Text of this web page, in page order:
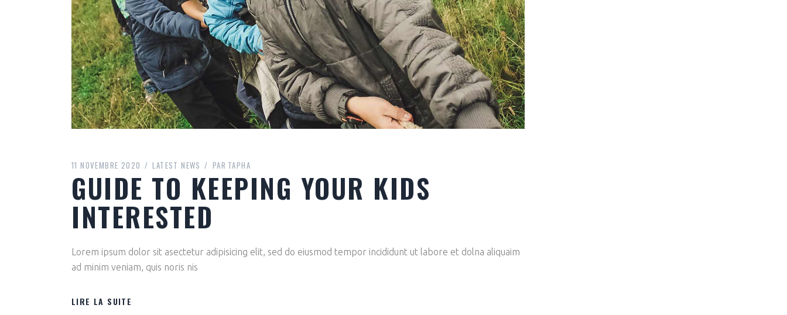
11 NOVEMBRE 2020 LATEST NEWS PAR TAPHA
GUIDE TO KEEPING YOUR KIDS
INTERESTED
Lorem ipsum dolor sit asectetur adipisicing elit, sed do eiusmod tempor incididunt ut labore et dolna aliquaim
ad minim veniam, quis noris nis
LIRE LA SUITE